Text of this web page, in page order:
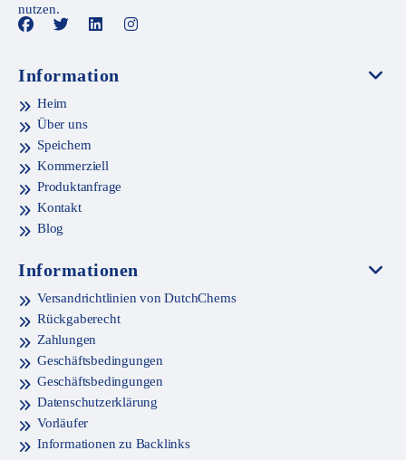
nutzen.
Information
Heim
Über uns
Speichern
Kommerziell
Produktanfrage
Kontakt
Blog
Informationen
Versandrichtlinien von DutchChems
Rückgaberecht
Zahlungen
Geschäftsbedingungen
Geschäftsbedingungen
Datenschutzerklärung
Vorläufer
Informationen zu Backlinks